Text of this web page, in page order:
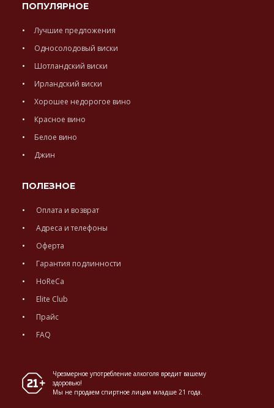
ПОПУЛЯРНОЕ
Лучшие предложения
Односолодовый виски
Шотландский виски
Ирландский виски
Хорошее недорогое вино
Красное вино
Белое вино
Джин
ПОЛЕЗНОЕ
Оплата и возврат
Адреса и телефоны
Оферта
Гарантия подлинности
HoReCa
Elite Club
Прайс
FAQ
Чрезмерное употребление алкоголя вредит вашему
здоровью!
Мы не продаем спиртное лицам младше 21 года.